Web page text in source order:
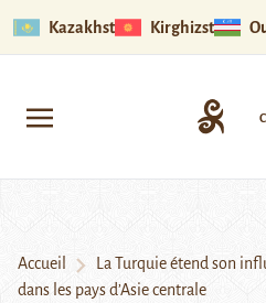
Kazakhstan Kirghizstan
Accueil
La Turquie étend son
dans les pays d’Asie centrale